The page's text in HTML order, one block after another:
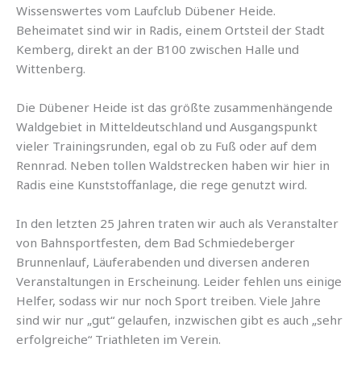
Wissenswertes vom Laufclub Dübener Heide.
Beheimatet sind wir in Radis, einem Ortsteil der Stadt
Kemberg, direkt an der B100 zwischen Halle und
Wittenberg.
Die Dübener Heide ist das größte zusammenhängende
Waldgebiet in Mitteldeutschland und Ausgangspunkt
vieler Trainingsrunden, egal ob zu Fuß oder auf dem
Rennrad. Neben tollen Waldstrecken haben wir hier in
Radis eine Kunststoffanlage, die rege genutzt wird.
In den letzten 25 Jahren traten wir auch als Veranstalter
von Bahnsportfesten, dem Bad Schmiedeberger
Brunnenlauf, Läuferabenden und diversen anderen
Veranstaltungen in Erscheinung. Leider fehlen uns einige
Helfer, sodass wir nur noch Sport treiben. Viele Jahre
sind wir nur „gut“ gelaufen, inzwischen gibt es auch „sehr
erfolgreiche“ Triathleten im Verein.